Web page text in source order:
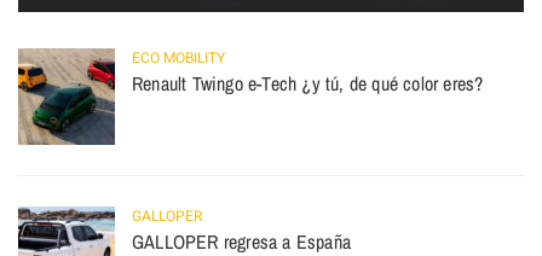
ECO MOBILITY
Renault Twingo e-Tech ¿y tú, de qué color eres?
GALLOPER
GALLOPER regresa a España